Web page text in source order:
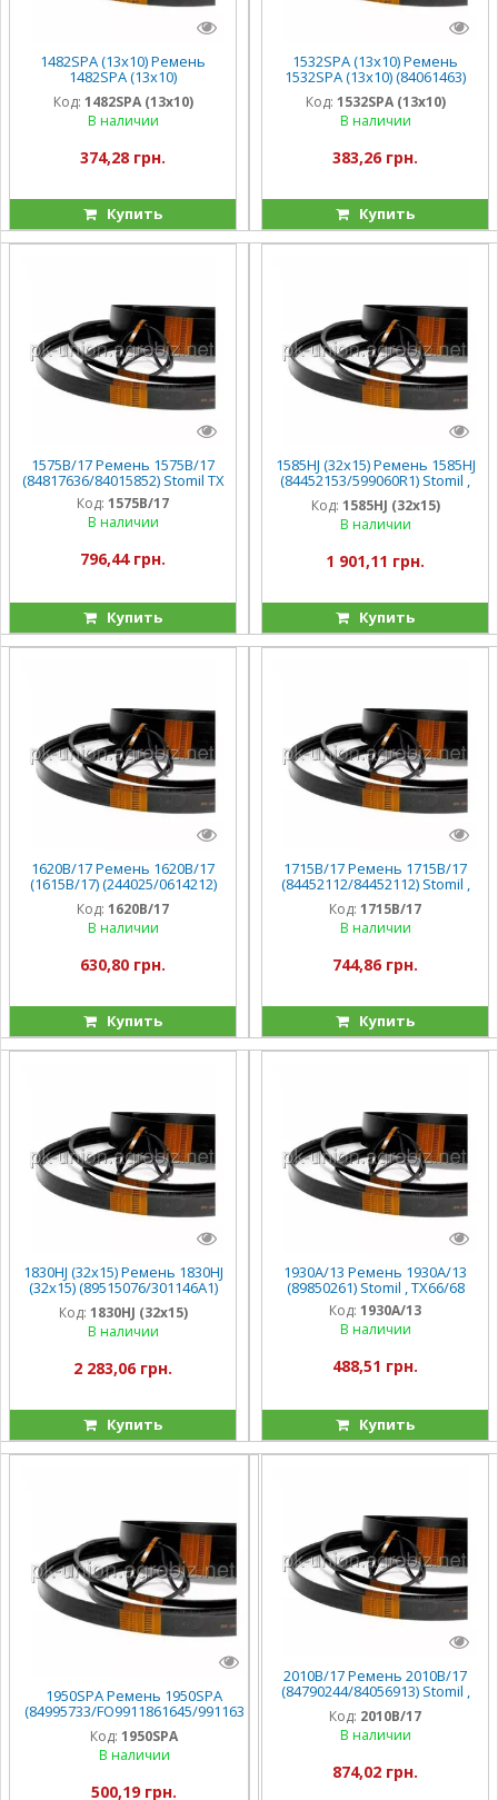
1482SPA (13x10) Ремень
1482SPA (13x10)
(773255/H134437/JDH134437)
Stomil , TR88
Код: 1482SPA (13x10)
В наличии
374,28 грн.
Купить
1532SPA (13x10) Ремень
1532SPA (13x10) (84061463)
Stomil , CX6090/CS/CSX
Код: 1532SPA (13x10)
В наличии
383,26 грн.
Купить
1575B/17 Ремень 1575B/17
(84817636/84015852) Stomil TX
Код: 1575B/17
В наличии
796,44 грн.
Купить
1585HJ (32х15) Ремень 1585HJ
(84452153/599060R1) Stomil ,
CX6090/CS/CSX
Код: 1585HJ (32х15)
В наличии
1 901,11 грн.
Купить
1620B/17 Ремень 1620B/17
(1615B/17) (244025/0614212)
Stomil , TR88
Код: 1620B/17
В наличии
630,80 грн.
Купить
1715B/17 Ремень 1715B/17
(84452112/84452112) Stomil ,
CX6090/CS/CSX
Код: 1715B/17
В наличии
744,86 грн.
Купить
1830HJ (32х15) Ремень 1830HJ
(32х15) (89515076/301146A1)
(Stomil)
Код: 1830HJ (32х15)
В наличии
2 283,06 грн.
Купить
1930A/13 Ремень 1930A/13
(89850261) Stomil , TX66/68
Код: 1930A/13
В наличии
488,51 грн.
Купить
1950SPA Ремень 1950SPA
(84995733/FO9911861645/991163
4370/1764410W1),
Код: 1950SPA
В наличии
500,19 грн.
2010B/17 Ремень 2010B/17
(84790244/84056913) Stomil ,
Код: 2010B/17
В наличии
874,02 грн.